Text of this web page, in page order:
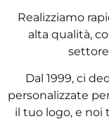
Realizziamo
alta qualità,
Dal 1999, ci
personalizzate
il tuo logo, e noi